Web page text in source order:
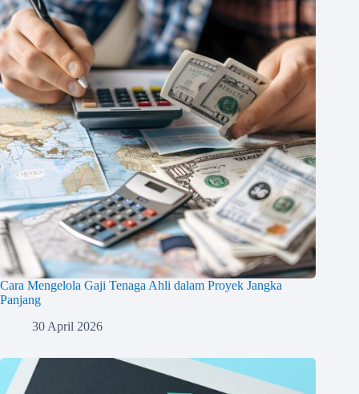
Cara Mengelola Gaji Tenaga Ahli dalam Proyek Jangka
Panjang
30 April 2026